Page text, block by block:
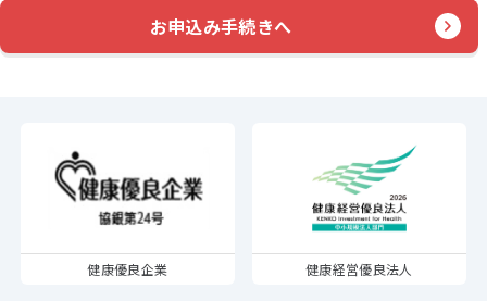
お申込み手続きへ
健康優良企業 健康経営優良法人